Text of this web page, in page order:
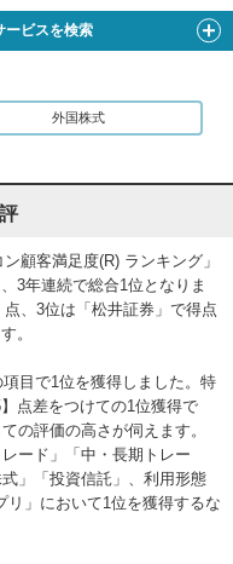
8位 7位
ー 5位
ー 9位
ー 8位
ービスを検索
外国株式
顧客満足度(R) ランキング」
3年連続で総合1位となりま
、3位は「松井証券」で得点
。
目で1位を獲得しました。特
点差をつけての1位獲得で
の評価の高さが伺えます。
ード」「中・長期トレー
」「投資信託」、利用形態
リ」において1位を獲得するな